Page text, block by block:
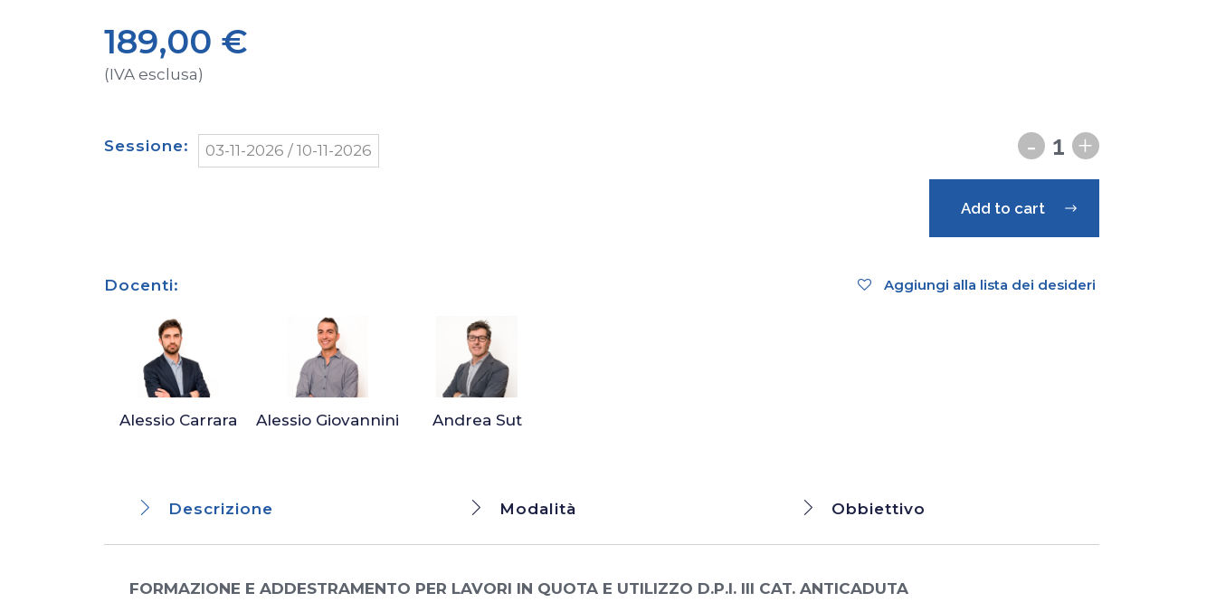
189,00 €
(IVA esclusa)
Sessione 03-11-2026 / 10-11-2026
Add to cart
Aggiungi alla lista dei desideri
Docenti:
Alessio Carrara Alessio Giovannini Andrea Sut
Descrizione Modalità Obbiettivo
FORMAZIONE E ADDESTRAMENTO PER LAVORI IN QUOTA E UTILIZZO D.P.I. III CAT. ANTICADUTA